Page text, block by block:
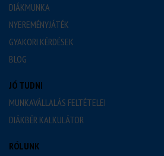
DIÁKMUNKA
NYEREMÉNYJÁTÉK
GYAKORI KÉRDÉSEK
BLOG
JÓ TUDNI
MUNKAVÁLLALÁS FELTÉTELEI
DIÁKBÉR KALKULÁTOR
RÓLUNK